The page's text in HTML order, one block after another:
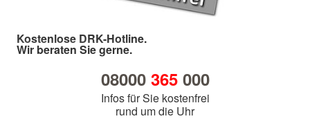
Kostenlose DRK-Hotline.
Wir beraten Sie gerne.
08000 365000
Infos für Sie kostenfrei
rund um die Uhr